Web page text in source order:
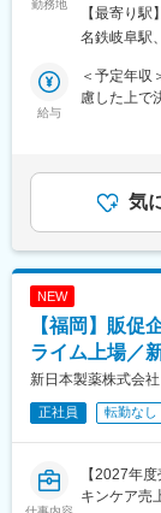
960万部以
客さまに商
■「ことせ
に寄り添
れ、さら
■当社取り
ます
■ナショナ
アップ
・売上・
商品の仕
・トレンド
ンルが好き
・自ら考え
・コミュニ
・自分の
え」にワク
勤務地
禁煙変更の
【最寄り駅】
名鉄岐阜駅
給与
＜予定年収
慮した上で
業績等に
り、選考
当を含めた
気
NEW
【福岡】販促
ライム上場／
新日本製薬株式会社
正社員 転勤なし
【2027年
キンケア売